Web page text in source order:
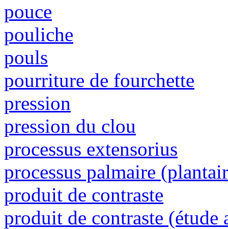
pouce
pouliche
pouls
pourriture de fourchette
pression
pression du clou
processus extensorius
processus palmaire
produit de contraste
produit de contraste (étude